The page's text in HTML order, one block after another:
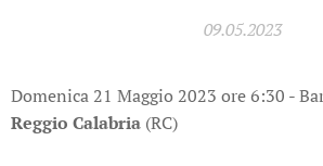
09.05.2023
Domenica 21 Maggio 2023 ore 6:30 -
Reggio Calabria (RC)